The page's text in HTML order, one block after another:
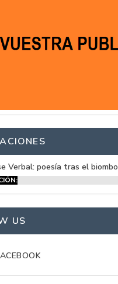
Verbal: poesía tras el biombo
US